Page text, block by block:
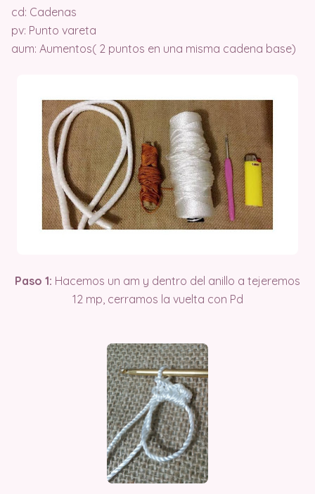
cd: Cadenas
pv: Punto vareta
aum: Aumentos( 2 puntos en una misma cadena base)
Paso 1: Hacemos un am y dentro del anillo a tejeremos
12 mp, cerramos la vuelta con Pd